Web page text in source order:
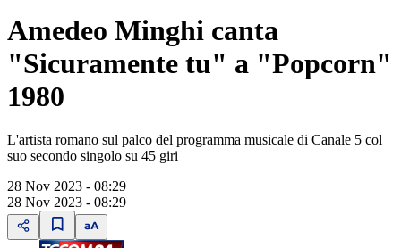
Amedeo Minghi canta
"Sicuramente tu" a "Popcorn"
1980
L'artista romano sul palco del programma musicale di Canale 5 col
suo secondo singolo su 45 giri
28 Nov 2023 - 08:29
28 Nov 2023 - 08:29